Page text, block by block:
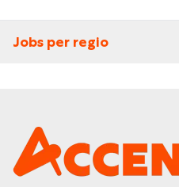
Jobs per regio